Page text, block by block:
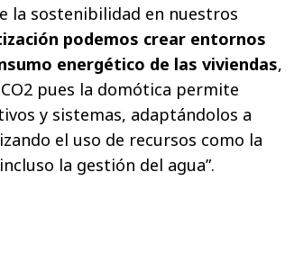
la sostenibilidad en nuestros
podemos crear entornos
energético de las viviendas,
pues la domótica permite
y sistemas, adaptándolos a
el uso de recursos como la
la gestión del agua”.